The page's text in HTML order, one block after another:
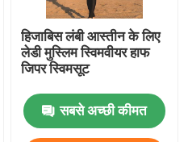
हिजाबिस लंबी आस्तीन के लिए
लेडी मुस्लिम स्विमवीयर हाफ
जिपर स्विमसूट
सबसे अच्छी कीमत